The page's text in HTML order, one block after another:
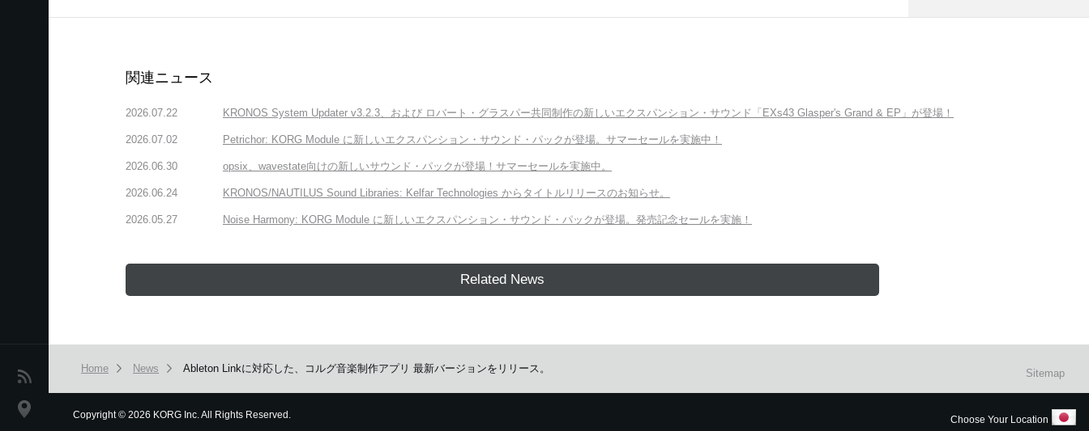
News
Location
関連ニュース
2026.07.22 KRONOS System Updater v3.2.3、および ロバート・グラスパー共同制作の新しいエクスパンション・サウンド「EXs43 Glasper's Grand & EP」が登場！
2026.07.02 Petrichor: KORG Module に新しいエクスパンション・サウンド・パックが登場。サマーセールを実施中！
2026.06.30 opsix、wavestate向けの新しいサウンド・パックが登場！サマーセールを実施中。
2026.06.24 KRONOS/NAUTILUS Sound Libraries: Kelfar Technologies からタイトルリリースのお知らせ。
2026.05.27 Noise Harmony: KORG Module に新しいエクスパンション・サウンド・パックが登場。発売記念セールを実施！
Related News
Home News Ableton Linkに対応した、コルグ音楽制作アプリ 最新バージョンをリリース。 Sitemap
Copyright© 2026 KORG Inc. All Rights Reserved. Choose Your Location